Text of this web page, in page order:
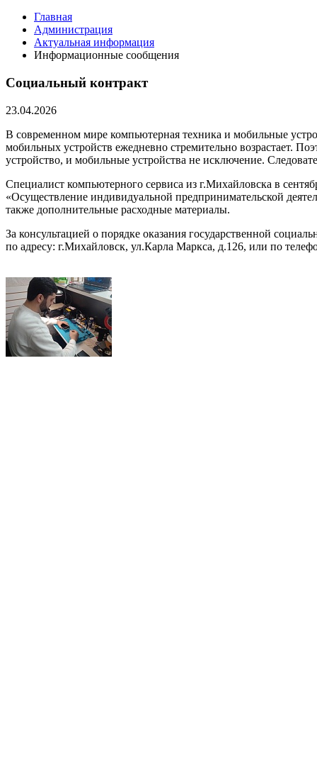
Главная
Администрация
Актуальная информация
Информационные сообщения
Социальный контракт
23.04.2026
В современном мире компьютерная техника и мобильные
мобильных устройств ежедневно стремительно возрастает.
устройство, и мобильные устройства не исключение.
Специалист компьютерного сервиса из г.Михайловска в
«Осуществление индивидуальной предпринимательской
также дополнительные расходные материалы.
За консультацией о порядке оказания государственной
по адресу: г.Михайловск, ул.Карла Маркса, д.126, или по